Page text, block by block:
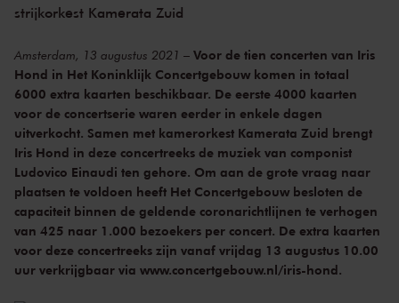
strijkorkest Kamerata Zuid
Amsterdam, 13 augustus 2021 – Voor de tien concerten van Iris
Hond in Het Koninklijk Concertgebouw komen in totaal
6000 extra kaarten beschikbaar. De eerste 4000 kaarten
voor de concertserie waren eerder in enkele dagen
uitverkocht. Samen met kamerorkest Kamerata Zuid brengt
Iris Hond in deze concertreeks de muziek van componist
Ludovico Einaudi ten gehore. Om aan de grote vraag naar
plaatsen te voldoen heeft Het Concertgebouw besloten de
capaciteit binnen de geldende coronarichtlijnen te verhogen
van 425 naar 1.000 bezoekers per concert. De extra kaarten
voor deze concertreeks zijn vanaf vrijdag 13 augustus 10.00
uur verkrijgbaar via www.concertgebouw.nl/iris-hond.